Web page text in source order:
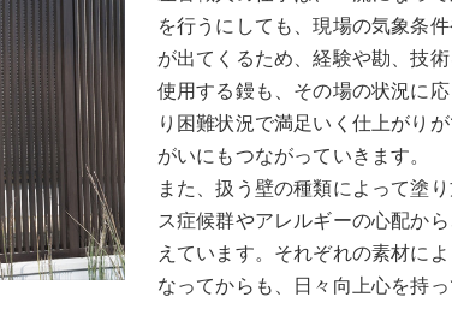
を行うにしても、現場の気象条
が出てくるため、経験や勘、技
使用する鏝も、その場の状況に
り困難状況で満足いく仕上がり
がいにもつながっていきます。
また、扱う壁の種類によって塗
ス症候群やアレルギーの心配か
えています。それぞれの素材に
なってからも、日々向上心を持